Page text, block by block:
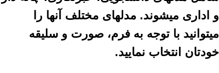
و اداری میشوند. مدلهای مختلف آنها را
میتوانید با توجه به فرم، صورت و سلیقه
خودتان انتخاب نمایید.